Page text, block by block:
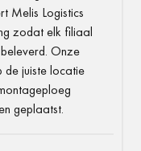
Melis Logistics
zodat elk filiaal
Onze
de juiste locatie
geplaatst.